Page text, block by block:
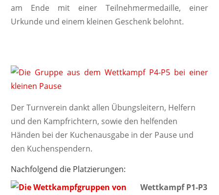
am Ende mit einer Teilnehmermedaille, einer
Urkunde und einem kleinen Geschenk belohnt.
Der Turnverein dankt allen Übungsleitern, Helfern
und den Kampfrichtern, sowie den helfenden
Händen bei der Kuchenausgabe in der Pause und
den Kuchenspendern.
Nachfolgend die Platzierungen:
Wettkampf P1-P3